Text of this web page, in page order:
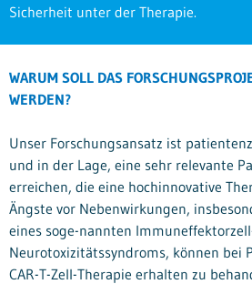
Sicherheit unter der Therapie.
WARUM SOLL DAS
WERDEN?
Unser Forschungsansatz ist
und in der Lage, eine sehr relevante
erreichen, die eine hochinnovative
Ängste vor Nebenwirkungen,
eines soge-nannten
Neurotoxizitätssyndroms, können bei
CAR-T-Zell-Therapie erhalten zu